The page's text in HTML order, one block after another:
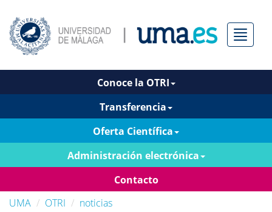
Menú
Conoce la OTRI
Transferencia
Oferta Científica
Administración electrónica
Contacto
UMA
OTRI
noticias